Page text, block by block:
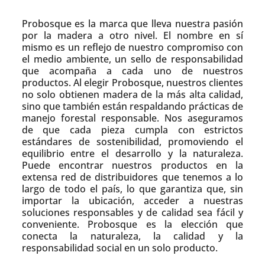
Probosque es la marca que lleva nuestra pasión
por la madera a otro nivel. El nombre en sí
mismo es un reflejo de nuestro compromiso con
el medio ambiente, un sello de responsabilidad
que acompaña a cada uno de nuestros
productos. Al elegir Probosque, nuestros clientes
no solo obtienen madera de la más alta calidad,
sino que también están respaldando prácticas de
manejo forestal responsable. Nos aseguramos
de que cada pieza cumpla con estrictos
estándares de sostenibilidad, promoviendo el
equilibrio entre el desarrollo y la naturaleza.
Puede encontrar nuestros productos en la
extensa red de distribuidores que tenemos a lo
largo de todo el país, lo que garantiza que, sin
importar la ubicación, acceder a nuestras
soluciones responsables y de calidad sea fácil y
conveniente. Probosque es la elección que
conecta la naturaleza, la calidad y la
responsabilidad social en un solo producto.